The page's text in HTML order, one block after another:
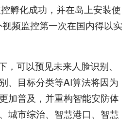
孵化成功，并在岛上安装使
频监控第一次在国内得以实
可以预见未来人脸识别、
、目标分类等AI算法将因为
加普及，并重构智能安防体
城市综治、智慧港口、智慧